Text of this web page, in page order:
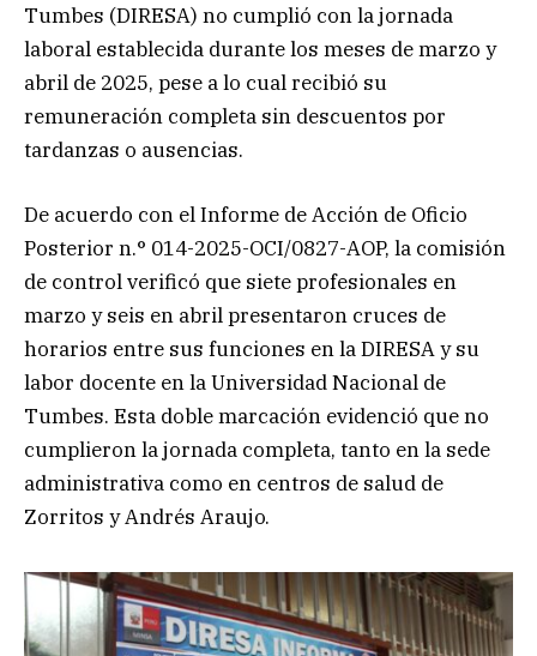
Tumbes (DIRESA) no cumplió con la jornada
laboral establecida durante los meses de marzo y
abril de 2025, pese a lo cual recibió su
remuneración completa sin descuentos por
tardanzas o ausencias.
De acuerdo con el Informe de Acción de Oficio
Posterior n.° 014-2025-OCI/0827-AOP, la comisión
de control verificó que siete profesionales en
marzo y seis en abril presentaron cruces de
horarios entre sus funciones en la DIRESA y su
labor docente en la Universidad Nacional de
Tumbes. Esta doble marcación evidenció que no
cumplieron la jornada completa, tanto en la sede
administrativa como en centros de salud de
Zorritos y Andrés Araujo.